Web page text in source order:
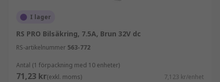
I lager
RS PRO Bilsäkring, 7.5A, Brun 32V dc
RS-artikelnummer 563-772
Antal (1 förpackning med 10 enheter)
71,23 kr(exkl. moms) 7,123 kr/enhet